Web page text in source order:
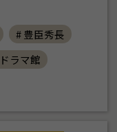
# 豊臣秀長
ラマ館